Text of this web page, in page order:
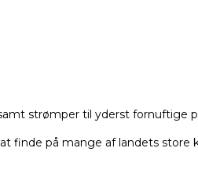
strømper til yderst fornuftige
finde på mange af landets